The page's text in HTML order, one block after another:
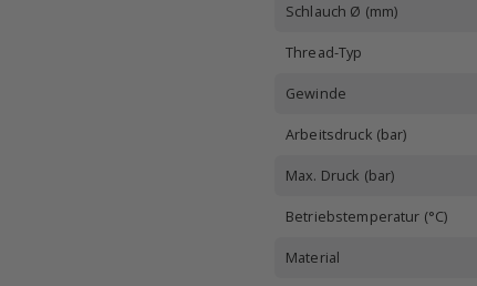
Schlauch Ø (mm)
Thread-Typ
Gewinde
Arbeitsdruck (bar)
Max. Druck (bar)
Betriebstemperatur (°C)
Material